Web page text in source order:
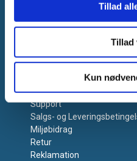
Tillad
Tillad
Kun
Få hjælp
Kontakt os
Support
Salgs- og
Miljøbidrag
Retur
Reklamation